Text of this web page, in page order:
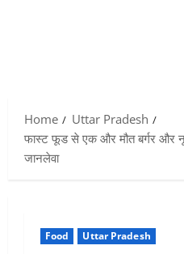
Home
Uttar Pradesh
फास्ट फूड से एक और मौत बर्गर और
जानलेवा
Food Uttar Pradesh